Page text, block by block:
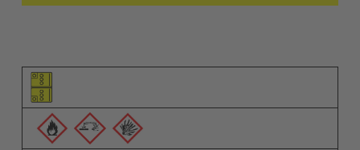
Ögenin piktogramı
Uyarıların piktogramları
Açıklama